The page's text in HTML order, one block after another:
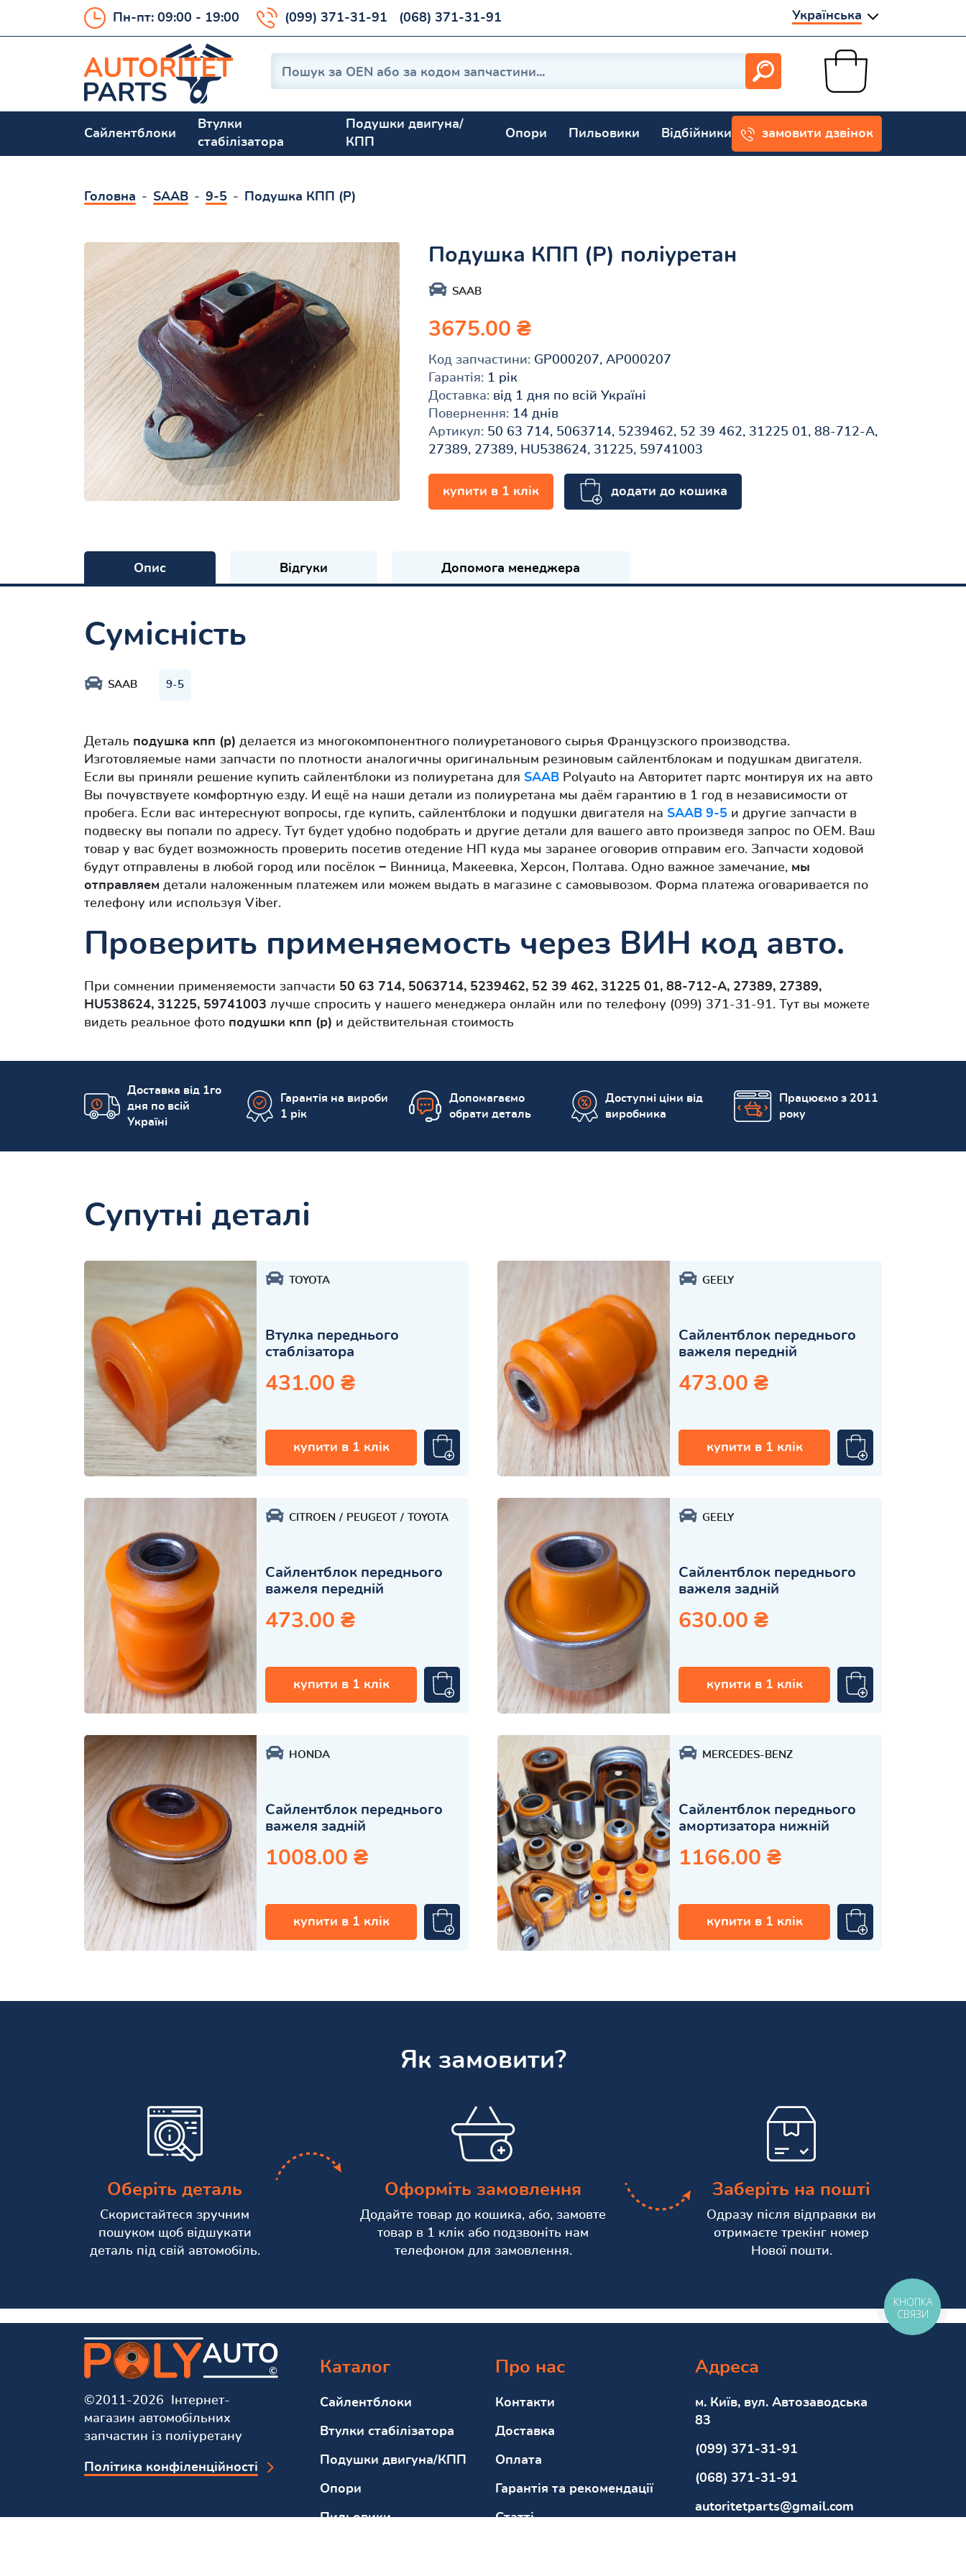
Пн-пт: 09:00 - 19:00 (099) 371-31-91 (068) 371-31-91 Українська
Сайлентблоки
Втулки
стабілізатора
Подушки двигуна/
КПП
Опори Пильовики Відбійники замовити дзвінок
Головна SAAB 9-5 Подушка КПП (Р)
Подушка КПП (Р) поліуретан
SAAB
3675.00 ₴
Код запчастини: GP000207, AP000207
Гарантія: 1 рік
Доставка: від 1 дня по всій Україні
Повернення: 14 днів
Артикул: 50 63 714, 5063714, 5239462, 52 39 462, 31225 01, 88-712-A,
27389, 27389, HU538624, 31225, 59741003
купити в 1 клік додати до кошика
Опис Відгуки Допомога менеджера
Сумісність
SAAB 9-5
Деталь подушка кпп (р) делается из многокомпонентного полиуретанового сырья Французского производства.
Изготовляемые нами запчасти по плотности аналогичны оригинальным резиновым сайлентблокам и подушкам двигателя.
Если вы приняли решение купить сайлентблоки из полиуретана для SAAB Polyauto на Авторитет партс монтируя их на авто
Вы почувствуете комфортную езду. И ещё на наши детали из полиуретана мы даём гарантию в 1 год в независимости от
пробега. Если вас интереснуют вопросы, где купить, сайлентблоки и подушки двигателя на SAAB 9-5 и другие запчасти в
подвеску вы попали по адресу. Тут будет удобно подобрать и другие детали для вашего авто произведя запрос по OEM. Ваш
товар у вас будет возможность проверить посетив отедение НП куда мы заранее оговорив отправим его. Запчасти ходовой
будут отправлены в любой город или посёлок − Винница, Макеевка, Херсон, Полтава. Одно важное замечание, мы
отправляем детали наложенным платежем или можем выдать в магазине с самовывозом. Форма платежа оговаривается по
телефону или используя Viber.
Проверить применяемость через ВИН код авто.
При сомнении применяемости запчасти 50 63 714, 5063714, 5239462, 52 39 462, 31225 01, 88-712-A, 27389, 27389,
HU538624, 31225, 59741003 лучше спросить у нашего менеджера онлайн или по телефону (099) 371-31-91. Тут вы можете
видеть реальное фото подушки кпп (р) и действительная стоимость
Доставка від 1го
дня по всій
Україні
Гарантія на вироби
1 рік
Допомагаємо
обрати деталь
Доступні ціни від
виробника
Працюємо з 2011
року
Супутні деталі
TOYOTA
Втулка переднього
стаблізатора
431.00 ₴
купити в 1 клік
GEELY
Сайлентблок переднього
важеля передній
473.00 ₴
купити в 1 клік
CITROEN PEUGEOT TOYOTA
Сайлентблок переднього
важеля передній
473.00 ₴
купити в 1 клік
GEELY
Сайлентблок переднього
важеля задній
630.00 ₴
купити в 1 клік
HONDA
Сайлентблок переднього
важеля задній
1008.00 ₴
купити в 1 клік
MERCEDES-BENZ
Сайлентблок переднього
амортизатора нижній
1166.00 ₴
купити в 1 клік
Як замовити?
Оберіть деталь
Скористайтеся зручним
пошуком щоб відшукати
деталь під свій автомобіль.
Оформіть замовлення
Додайте товар до кошика, або, замовте
товар в 1 клік або подзвоніть нам
телефоном для замовлення.
Заберіть на пошті
Одразу після відправки ви
отримаєте трекінг номер
Нової пошти.
©2011-2026 Інтернет-
магазин автомобільних
запчастин із поліуретану
Політика конфіленційності
Каталог
Сайлентблоки
Втулки стабілізатора
Подушки двигуна/КПП
Опори
Пильовики
Про нас
Контакти
Доставка
Оплата
Гарантія та рекомендації
Статті
Адреса
м. Київ, вул. Автозаводська
83
(099) 371-31-91
(068) 371-31-91
autoritetparts@gmail.com
КНОПКА
СВЯЗИ